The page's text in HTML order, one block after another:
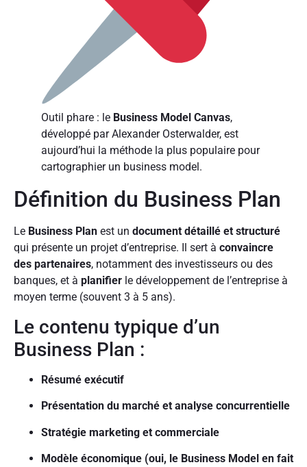
Outil phare : le Business Model Canvas,
développé par Alexander Osterwalder, est
aujourd’hui la méthode la plus populaire pour
cartographier un business model.
Définition du Business Plan
Le Business Plan est un document détaillé et structuré
qui présente un projet d’entreprise. Il sert à convaincre
des partenaires, notamment des investisseurs ou des
banques, et à planifier le développement de l’entreprise à
moyen terme (souvent 3 à 5 ans).
Le contenu typique d’un
Business Plan :
Résumé exécutif
Présentation du marché et analyse concurrentielle
Stratégie marketing et commerciale
Modèle économique (oui, le Business Model en fait